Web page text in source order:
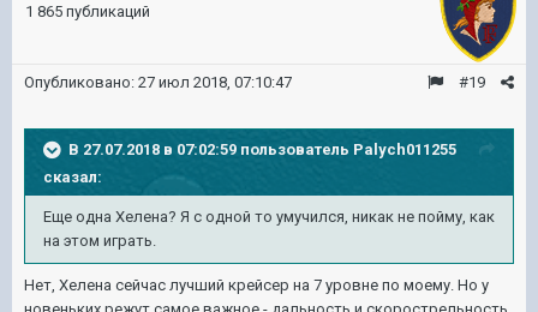
1 865 публикаций
#19
Опубликовано: 27 июл 2018, 07:10:47
В 27.07.2018 в 07:02:59 пользователь Palych011255
сказал:
Еще одна Хелена? Я с одной то умучился, никак не пойму, как
на этом играть.
Нет, Хелена сейчас лучший крейсер на 7 уровне по моему. Но у